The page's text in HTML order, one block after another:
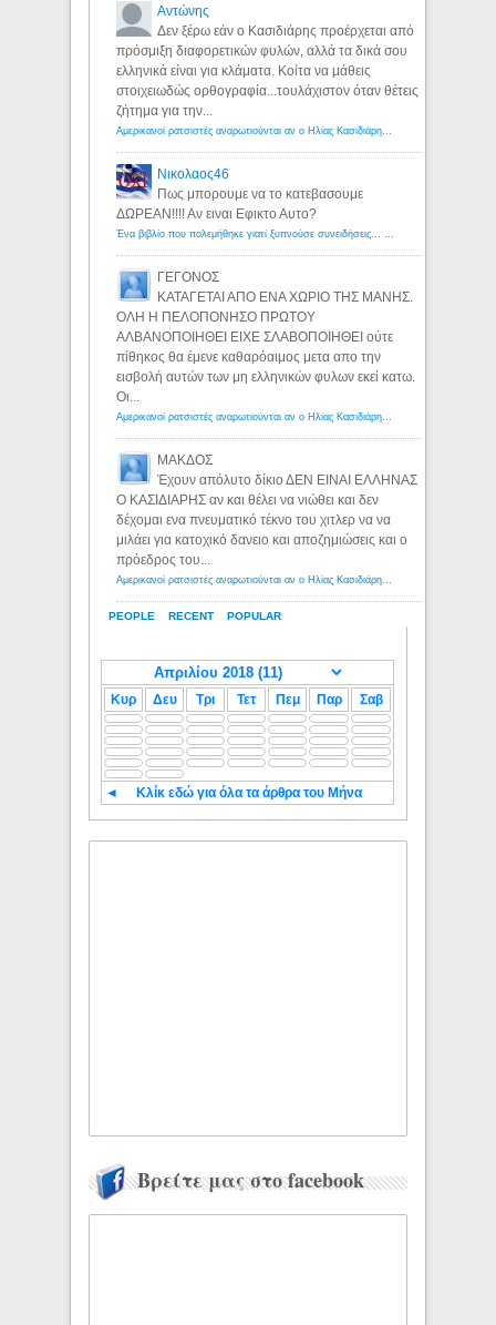
PEOPLE RECENT POPULAR
Αντώνης
Δεν ξέρω εάν ο Κασιδιάρης προέρχεται από
πρόσμιξη διαφορετικών φυλών, αλλά τα δικά σου
ελληνικά είναι για κλάματα. Κοίτα να μάθεις
στοιχειωδώς ορθογραφία...τουλάχιστον όταν θέτεις
ζήτημα για την...
Αμερικανοί ρατσιστές αναρωτιούνται αν ο Ηλίας Κασιδιάρης ανήκει στη λευκή φυλή... - Λόγιος Ερμής
Νικολαος46
Πως μπορουμε να το κατεβασουμε
ΔΩΡΕΑΝ!!!! Αν ειναι Εφικτο Αυτο?
Ένα βιβλίο που πολεμήθηκε γιατί ξυπνούσε συνειδήσεις... - Λόγιος Ερμής | Η γνώση ξεκινάει με την αναζήτηση...
ΓΕΓΟΝΟΣ
ΚΑΤΑΓΕΤΑΙ ΑΠΟ ΕΝΑ ΧΩΡΙΟ ΤΗΣ ΜΑΝΗΣ.
ΟΛΗ Η ΠΕΛΟΠΟΝΗΣΟ ΠΡΩΤΟΥ
ΑΛΒΑΝΟΠΟΙΗΘΕΙ ΕΙΧΕ ΣΛΑΒΟΠΟΙΗΘΕΙ ούτε
πίθηκος θα έμενε καθαρόαιμος μετα απο την
εισβολή αυτών των μη ελληνικών φυλων εκεί κατω.
Οι...
Αμερικανοί ρατσιστές αναρωτιούνται αν ο Ηλίας Κασιδιάρης ανήκει στη λευκή φυλή... - Λόγιος Ερμής
ΜΑΚΔΟΣ
Έχουν απόλυτο δίκιο ΔΕΝ ΕΙΝΑΙ ΕΛΛΗΝΑΣ
Ο ΚΑΣΙΔΙΑΡΗΣ αν και θέλει να νιώθει και δεν
δέχομαι ενα πνευματικό τέκνο του χιτλερ να να
μιλάει για κατοχικό δανειο και αποζημιώσεις και ο
πρόεδρος του...
Αμερικανοί ρατσιστές αναρωτιούνται αν ο Ηλίας Κασιδιάρης ανήκει στη λευκή φυλή... - Λόγιος Ερμής
Κυρ Δευ Τρι Τετ Πεμ Παρ Σαβ
◄ Κλίκ εδώ για όλα τα άρθρα του Μήνα
Βρείτε μας στο facebook